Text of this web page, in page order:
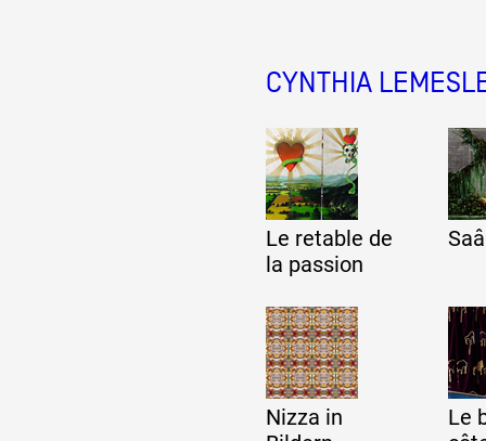
Documentation
Visites d'ateliers
Production vidéo
Formation
CYNTHIA
Le retable de
la passion
Nizza in
Le